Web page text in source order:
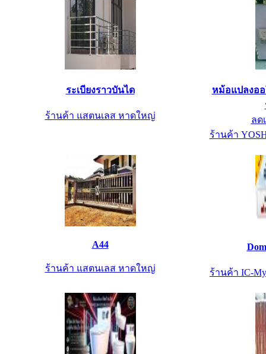
ระเบียงราวบันได
ร้านค้า แสตนเลส หาดใหญ่
หม้อแปลงออ
ลด
ร้านค้า
A44
ร้านค้า แสตนเลส หาดใหญ่ ร้านค้า IC-